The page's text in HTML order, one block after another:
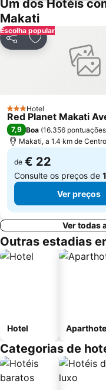
Um dos Hotéis
Makati
Escolha popular
PartilharAdicionar aos
3 Estrelas
Hotel
Red Planet Makati
7,9 Boa (16.356 pontuações
Makati, a 1.4 km de
de € 22
Consulte os preços de
Ver preços
Ver todas
Outras estadias
Hotel
Categorias de